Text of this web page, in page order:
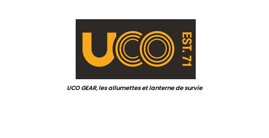
UCO GEAR, les allumettes et lanterne de survie